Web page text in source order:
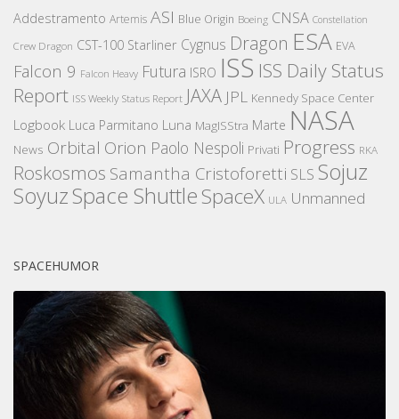
Addestramento Artemis ASI Blue Origin Boeing CNSA Constellation
Crew Dragon CST-100 Starliner Cygnus Dragon ESA EVA
Falcon 9 Falcon Heavy Futura ISRO ISS ISS Daily Status
Report ISS Weekly Status Report JAXA JPL Kennedy Space Center
Logbook Luca Parmitano Luna MagISStra Marte NASA
News Orbital Orion Paolo Nespoli Privati Progress RKA
Roskosmos Samantha Cristoforetti SLS Sojuz
SoyuzSpace ShuttleSpaceX ULA Unmanned
SPACEHUMOR